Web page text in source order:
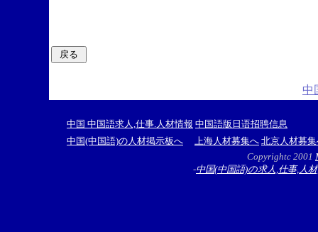
中
中国 中国語求人,仕事.人材情報 中国語版日语招聘信息
中国(中国語)の人材掲示板へ
上海人材募集へ 北京人材募
Copyrightc 2001
-中国(中国語)の求人,仕事,人